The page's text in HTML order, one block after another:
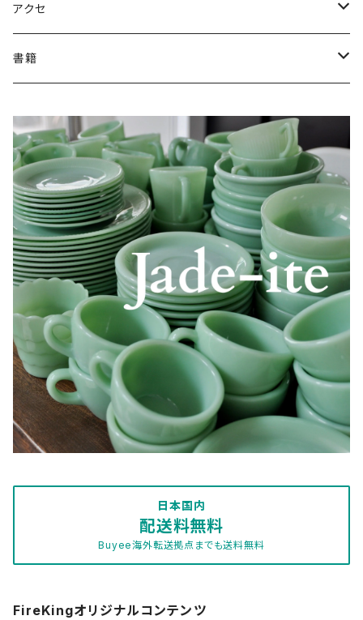
Kimberly
Moonstone
Philbe
Restaurant Wear
Shell
Swirl
Others
Fenton
Hazel Atlas
Jeannette/Glasbake
MacBETH-EVANS
McKee Glass Company
Sara coventry
Japan
ヴィトロック
オーロラ
クリア/クリスタル
ゴールド/ピーチラスター
サファイアブルー
ジェダイ/ジェード
ターコイズブルー
ピンク
フォレストグリーン
1930-40年代
1950-60年代
1990年代〜
ボウル
マグ
Dハンドルマグ
スタッキングマグ
その他
グラス
容器
花瓶
小物入れ
ビー玉・ミニチュア
アンティークビー玉
ミニチュア品
店舗インテリア
アクセ
ブローチ
ケース
書籍
絵本/コミック
日本国内
配送料無料
Buyee海外転送拠点までも送料無料
FireKingオリジナルコンテンツ